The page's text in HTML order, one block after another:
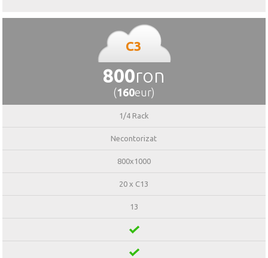
C3
800ron
(160eur)
1/4 Rack
Necontorizat
800x1000
20 x C13
13